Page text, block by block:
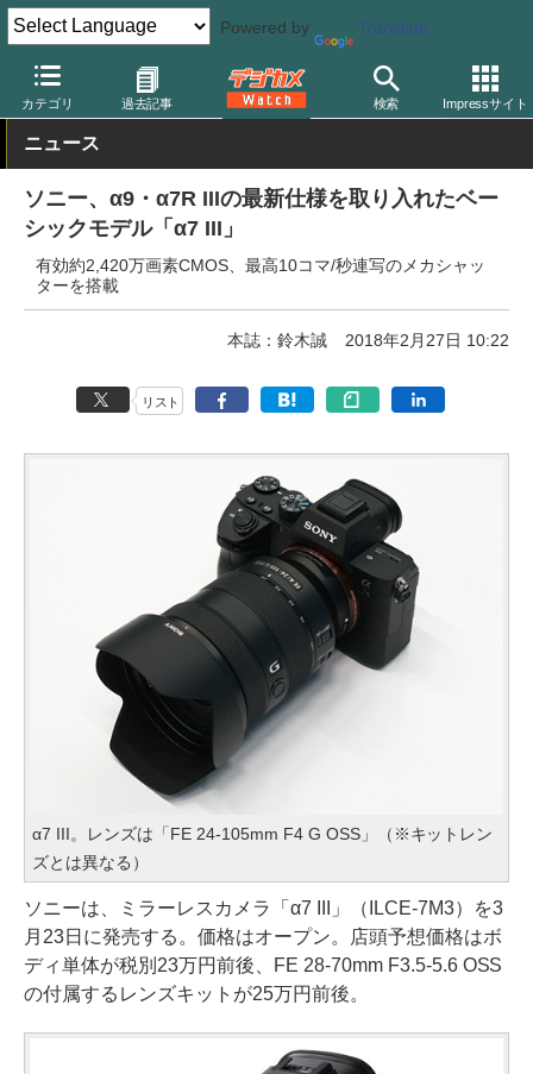
Powered by Translate
カテゴリ 過去記事 検索 Impressサイト
デジカメ Watch カメラ ミラーレスカメラ ソニー
ニュース
ソニー、α9・α7R IIIの最新仕様を取り入れたベー
シックモデル「α7 III」
有効約2,420万画素CMOS、最高10コマ/秒連写のメカシャッ
ターを搭載
本誌：鈴木誠 2018年2月27日 10:22
リスト
α7 III。レンズは「FE 24-105mm F4 G OSS」（※キットレン
ズとは異なる）
ソニーは、ミラーレスカメラ「α7 III」（ILCE-7M3）を3
月23日に発売する。価格はオープン。店頭予想価格はボ
ディ単体が税別23万円前後、FE 28-70mm F3.5-5.6 OSS
の付属するレンズキットが25万円前後。